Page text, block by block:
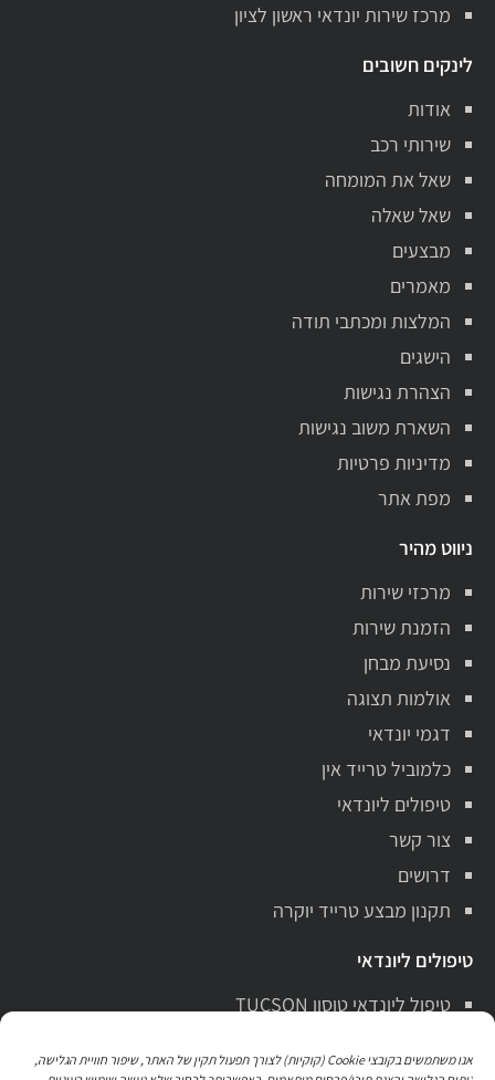
אנו משתמשים בקובצי Cookie (קוקיות) לצורך תפעול תקין של האתר, שיפור חוויית הגלישה,
מרכז שירות יונדאי ראשון לציון
לינקים חשובים
אודות
שירותי רכב
שאל את המומחה
שאל שאלה
מבצעים
מאמרים
המלצות ומכתבי תודה
הישגים
הצהרת נגישות
השארת משוב נגישות
מדיניות פרטיות
מפת אתר
ניווט מהיר
מרכזי שירות
הזמנת שירות
נסיעת מבחן
אולמות תצוגה
דגמי יונדאי
כלמוביל טרייד אין
טיפולים ליונדאי
צור קשר
דרושים
תקנון מבצע טרייד יוקרה
טיפולים ליונדאי
טיפול ליונדאי טוסון TUCSON
טיפול ליונדאי i10